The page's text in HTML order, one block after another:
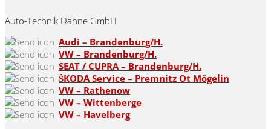
Auto-Technik Dähne GmbH
Audi – Brandenburg/H.
VW – Brandenburg/H.
SEAT / CUPRA – Brandenburg/H.
ŠKODA Service – Premnitz Ot Mögelin
VW – Rathenow
VW – Wittenberge
VW – Havelberg